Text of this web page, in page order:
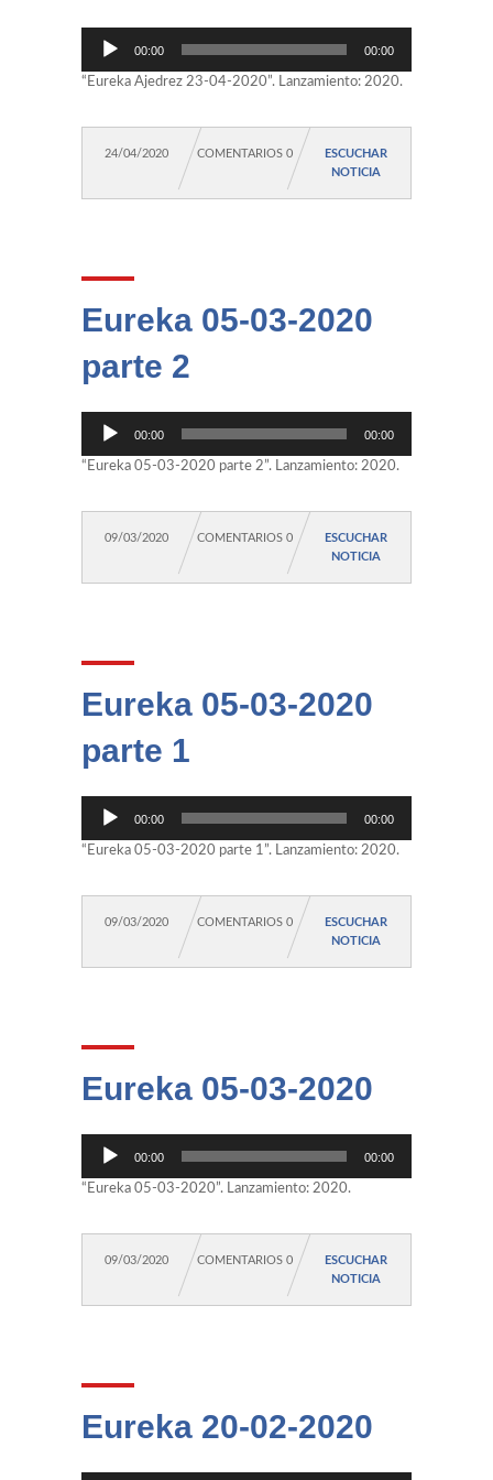
Reproductor
audio
00:00 00:00
“Eureka Ajedrez 23-04-2020”. Lanzamiento: 2020.
24/04/2020 COMENTARIOS 0
ESCUCHAR
NOTICIA
Eureka 05-03-2020
parte 2
Reproductor
audio
00:00 00:00
“Eureka 05-03-2020 parte 2”. Lanzamiento: 2020.
09/03/2020 COMENTARIOS 0
ESCUCHAR
NOTICIA
Eureka 05-03-2020
parte 1
Reproductor
audio
00:00 00:00
“Eureka 05-03-2020 parte 1”. Lanzamiento: 2020.
09/03/2020 COMENTARIOS 0
ESCUCHAR
NOTICIA
Eureka 05-03-2020
Reproductor
audio
00:00 00:00
“Eureka 05-03-2020”. Lanzamiento: 2020.
09/03/2020 COMENTARIOS 0
ESCUCHAR
NOTICIA
Eureka 20-02-2020